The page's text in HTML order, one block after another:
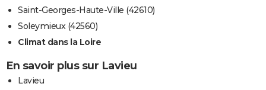
Saint-Georges-Haute-Ville (42610)
Soleymieux (42560)
Climat dans la Loire
En savoir plus sur Lavieu
Lavieu